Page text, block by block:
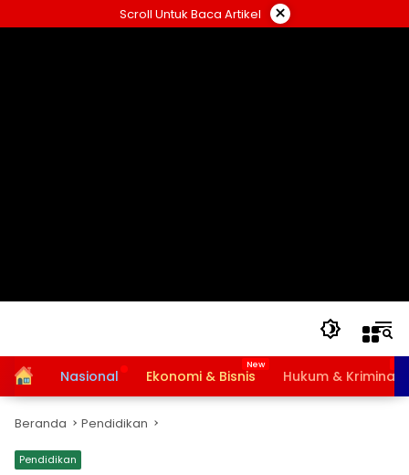
ke
Scroll Untuk Baca Artikel ×
HomeNasional Ekonomi & Bisnis Hukum & Kriminal
Beranda Pendidikan
Pendidikan